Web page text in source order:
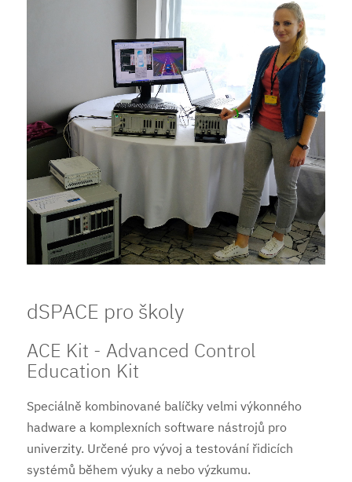
dSPACE pro školy
ACE Kit - Advanced Control
Education Kit
Speciálně kombinované balíčky velmi výkonného
hadware a komplexních software nástrojů pro
univerzity. Určené pro vývoj a testování řidicích
systémů během výuky a nebo výzkumu.